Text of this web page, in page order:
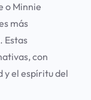
o Minnie
más
Estas
con
y el espíritu del